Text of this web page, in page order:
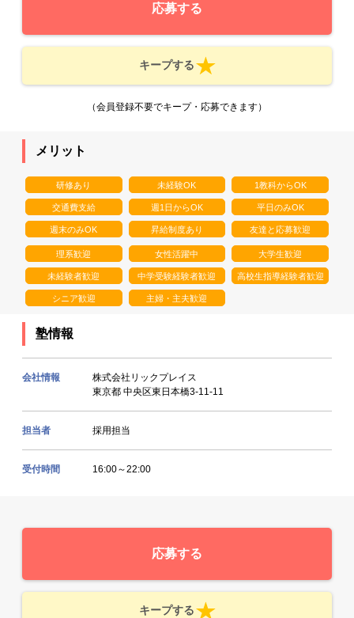
応募する
キープする
（会員登録不要でキープ・応募できます）
メリット
研修あり 未経験OK 1教科からOK
交通費支給 週1日からOK 平日のみOK
週末のみOK 昇給制度あり 友達と応募歓迎
理系歓迎 女性活躍中 大学生歓迎
未経験者歓迎 中学受験経験者歓迎 高校生指導経験者歓迎
シニア歓迎 主婦・主夫歓迎
塾情報
会社情報
株式会社リックプレイス
東京都 中央区東日本橋3-11-11
担当者 採用担当
受付時間 16:00～22:00
応募する
キープする